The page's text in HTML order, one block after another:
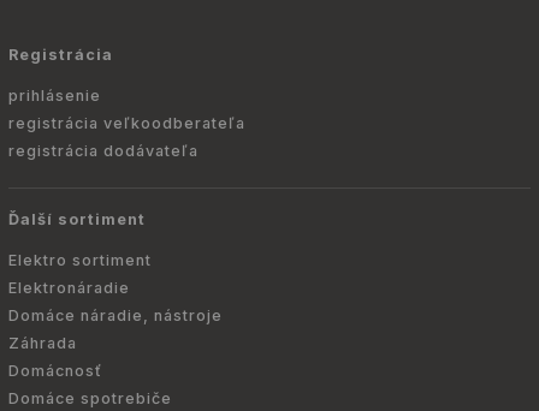
Registrácia
prihlásenie
registrácia veľkoodberateľa
registrácia dodávateľa
Ďalší sortiment
Elektro sortiment
Elektronáradie
Domáce náradie, nástroje
Záhrada
Domácnosť
Domáce spotrebiče